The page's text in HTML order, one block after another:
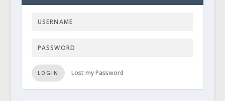
LOGIN Lost my Password